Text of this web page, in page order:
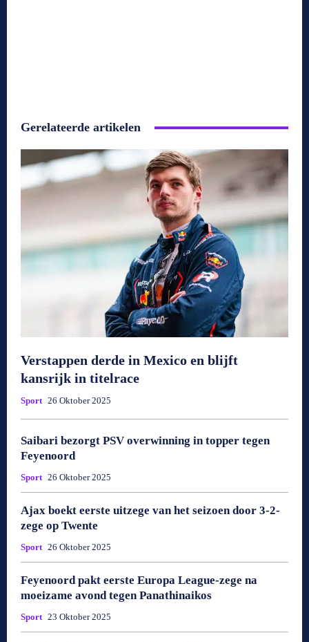
Gerelateerde artikelen
Verstappen derde in Mexico en blijft
kansrijk in titelrace
Sport 26 Oktober 2025
Saibari bezorgt PSV overwinning in topper tegen
Feyenoord
Sport 26 Oktober 2025
Ajax boekt eerste uitzege van het seizoen door 3-2-
zege op Twente
Sport 26 Oktober 2025
Feyenoord pakt eerste Europa League-zege na
moeizame avond tegen Panathinaikos
Sport 23 Oktober 2025